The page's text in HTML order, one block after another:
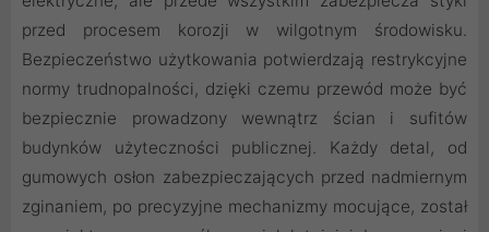
przed procesem korozji w wilgotnym środowisku.
Bezpieczeństwo użytkowania potwierdzają restrykcyjne
normy trudnopalności, dzięki czemu przewód może być
bezpiecznie prowadzony wewnątrz ścian i sufitów
budynków użyteczności publicznej. Każdy detal, od
gumowych osłon zabezpieczających przed nadmiernym
zginaniem, po precyzyjne mechanizmy mocujące, został